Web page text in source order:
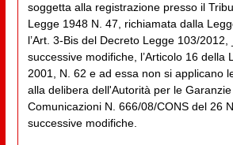
soggetta alla registrazione presso il
Legge 1948 N. 47, richiamata dalla
l’Art. 3-Bis del Decreto Legge 103/2012,
successive modifiche, l’Articolo 16 della
2001, N. 62 e ad essa non si applicano
alla delibera dell'Autorità per le
Comunicazioni N. 666/08/CONS del 26
successive modifiche.